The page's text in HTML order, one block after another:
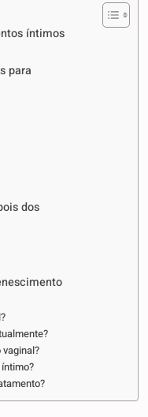
íntimos
para
dos